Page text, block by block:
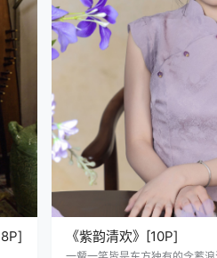
《紫韵清欢》[10P]